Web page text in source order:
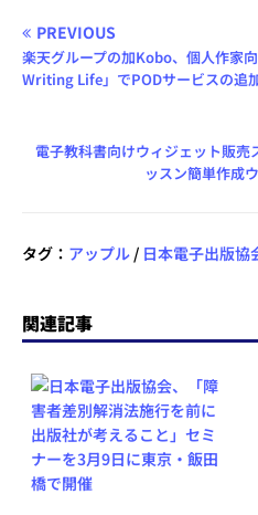
PREVIOUS
楽天グループの加Kobo、個人作家
Writing Life」でPODサービスの追
電子教科書向けウィジェット販
ッスン簡単作成
タグ： アップル / 日本電子出版協
関連記事